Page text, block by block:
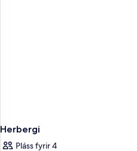
Herbergi
Pláss fyrir 4